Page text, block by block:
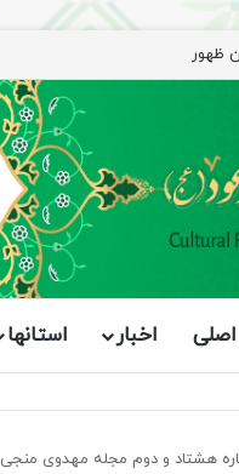
ظهور
اخبار استانها
هشتاد و دوم مجله مهدوی منجی